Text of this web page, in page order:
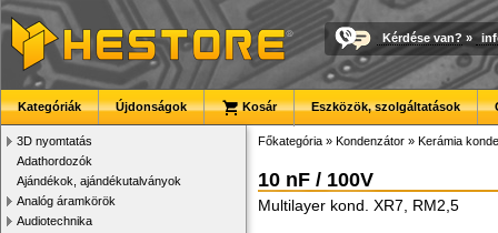
Kérdése van? »
Kategóriák Újdonságok Kosár Eszközök, szolgáltatások
3D nyomtatás
Adathordozók
Ajándékok, ajándékutalványok
Analóg áramkörök
Audiotechnika
Főkategória » Kondenzátor » Kerámia
10 nF / 100V
Multilayer kond. XR7, RM2,5